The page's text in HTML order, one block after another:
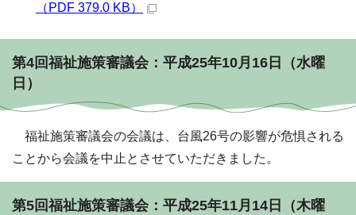
（PDF 379.0 KB）
第4回福祉施策審議会：平成25年10月16日（水曜
日）
福祉施策審議会の会議は、台風26号の影響が危惧される
ことから会議を中止とさせていただきました。
第5回福祉施策審議会：平成25年11月14日（木曜